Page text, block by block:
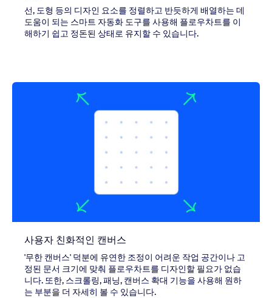
선, 도형 등의 디자인 요소를 정렬하고 반듯하게 배열하는 데
도움이 되는 스마트 자동화 도구를 사용해 플로우차트를 이
해하기 쉽고 정돈된 상태로 유지할 수 있습니다.
사용자 친화적인 캔버스
'무한 캔버스' 덕분에 유연한 조정이 어려운 작업 공간이나 고
정된 문서 크기에 맞춰 플로우차트를 디자인할 필요가 없습
니다. 또한, 스크롤링, 패닝, 캔버스 확대 기능을 사용해 원하
는 부분을 더 자세히 볼 수 있습니다.